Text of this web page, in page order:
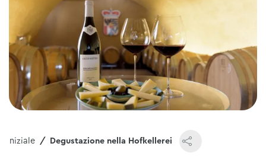
iniziale Degustazione nella Hofkellerei